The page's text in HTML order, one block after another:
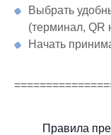
Выбрать
(терминал, QR
Начать
Правила